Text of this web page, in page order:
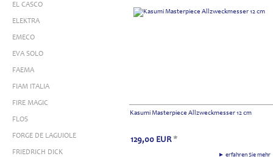
EL CASCO
ELEKTRA
EMECO
EVA SOLO
FAEMA
FIAM ITALIA
FIRE MAGIC
FLOS
FORGE DE LAGUIOLE
FRIEDRICH DICK
Kasumi Masterpiece Allzweckmesser 12 cm
► erfahren Sie
129,00 EUR *